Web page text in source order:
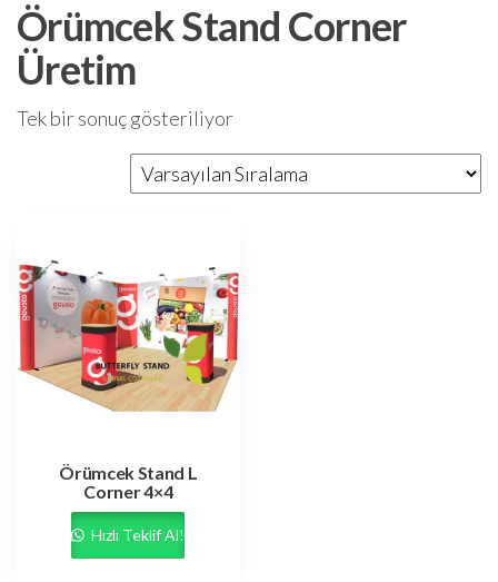
Örümcek Stand Corner
Üretim
Tek bir sonuç gösteriliyor
Örümcek Stand L
Corner 4×4
Hızlı Teklif Al!